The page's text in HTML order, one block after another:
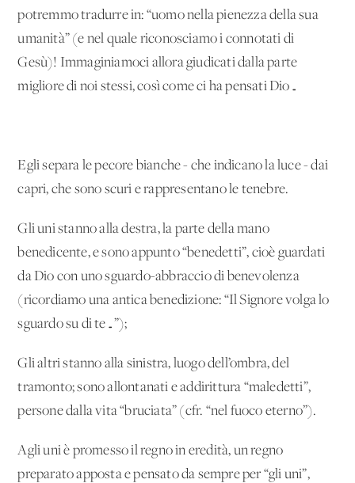
potremmo tradurre in: “uomo nella pienezza della sua
umanità” (e nel quale riconosciamo i connotati di
Gesù)! Immaginiamoci allora giudicati dalla parte
migliore di noi stessi, così come ci ha pensati Dio…
Egli separa le pecore bianche - che indicano la luce - dai
capri, che sono scuri e rappresentano le tenebre.
Gli uni stanno alla destra, la parte della mano
benedicente, e sono appunto “benedetti”, cioè guardati
da Dio con uno sguardo-abbraccio di benevolenza
(ricordiamo una antica benedizione: “Il Signore volga lo
sguardo su di te…”);
Gli altri stanno alla sinistra, luogo dell’ombra, del
tramonto; sono allontanati e addirittura “maledetti”,
persone dalla vita “bruciata” (cfr. “nel fuoco eterno”).
Agli uni è promesso il regno in eredità, un regno
preparato apposta e pensato da sempre per “gli uni”,